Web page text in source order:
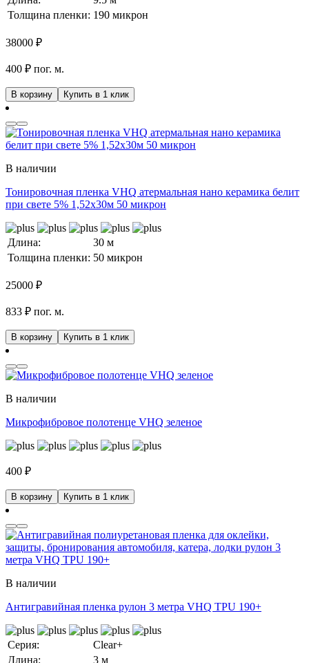
Толщина пленки: 190 микрон
38000 ₽
400 ₽ пог. м.
В корзину Купить в 1 клик
В наличии
Тонировочная пленка VHQ атермальная нано керамика белит
при свете 5% 1,52x30м 50 микрон
Длина:
30 м
Толщина пленки: 50 микрон
25000 ₽
833 ₽ пог. м.
В корзину Купить в 1 клик
В наличии
Микрофибровое полотенце VHQ зеленое
400 ₽
В корзину Купить в 1 клик
В наличии
Антигравийная пленка рулон 3 метра VHQ TPU 190+
Серия:
Clear+
Длина:
3 м